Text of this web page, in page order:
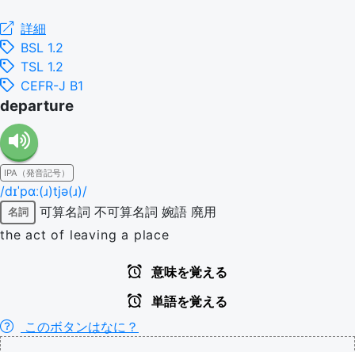
詳細
BSL 1.2
TSL 1.2
CEFR-J B1
departure
IPA（発音記号）
/dɪˈpɑː(ɹ)tjə(ɹ)/
名詞 可算名詞 不可算名詞 婉語 廃用
the act of leaving a place
意味を覚える
単語を覚える
このボタンはなに？